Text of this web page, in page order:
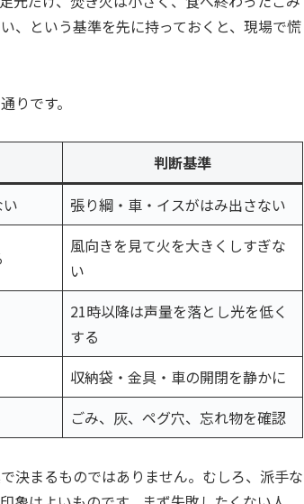
、という基準を先に持っておくと、現場で慌
りです。
判断基準
張り綱・車・イスがはみ出さない
風向きを見て火を大きくしすぎな
い
21時以降は声量を落とし光を低く
する
収納袋・金具・車の開閉を静かに
ごみ、灰、ペグ穴、忘れ物を確認
決まるものではありません。むしろ、派手な